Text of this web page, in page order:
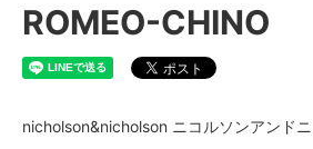
ROMEO-CHINO
nicholson&nicholson ニコルソンアンド